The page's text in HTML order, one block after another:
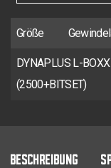
Größe
DYNAPLUS L-
(2500+BITSET)
BESCHREIBUNG